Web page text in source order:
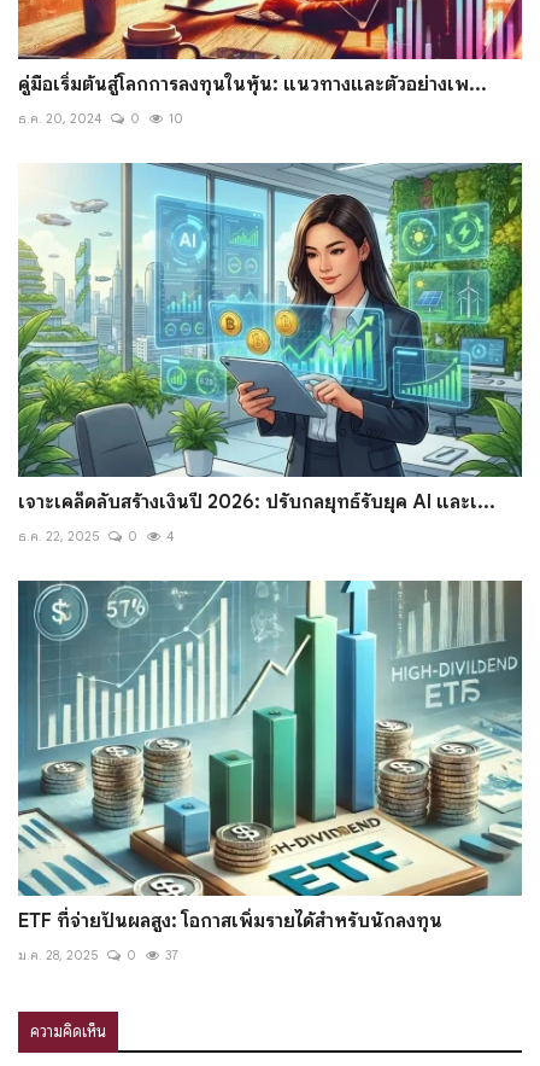
คู่มือเริ่มต้นสู่โลกการลงทุนในหุ้น: แนวทางและตัวอย่างเพ...
ธ.ค. 20, 2024 0 10
เจาะเคล็ดลับสร้างเงินปี 2026: ปรับกลยุทธ์รับยุค AI และเ...
ธ.ค. 22, 2025 0 4
ETF ที่จ่ายปันผลสูง: โอกาสเพิ่มรายได้สำหรับนักลงทุน
ม.ค. 28, 2025 0 37
ความคิดเห็น